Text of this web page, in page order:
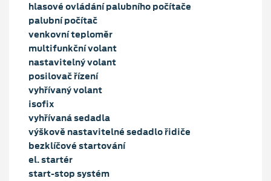
hlasové ovládání palubního počítače
palubní počítač
venkovní teploměr
multifunkční volant
nastavitelný volant
posilovač řízení
vyhřívaný volant
isofix
vyhřívaná sedadla
výškově nastavitelné sedadlo řidiče
bezklíčové startování
el. startér
start-stop systém